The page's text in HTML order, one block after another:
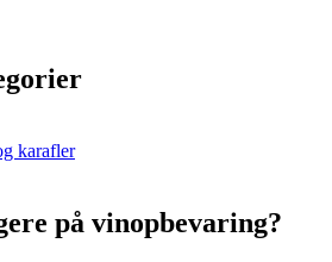
karafler
på vinopbevaring?